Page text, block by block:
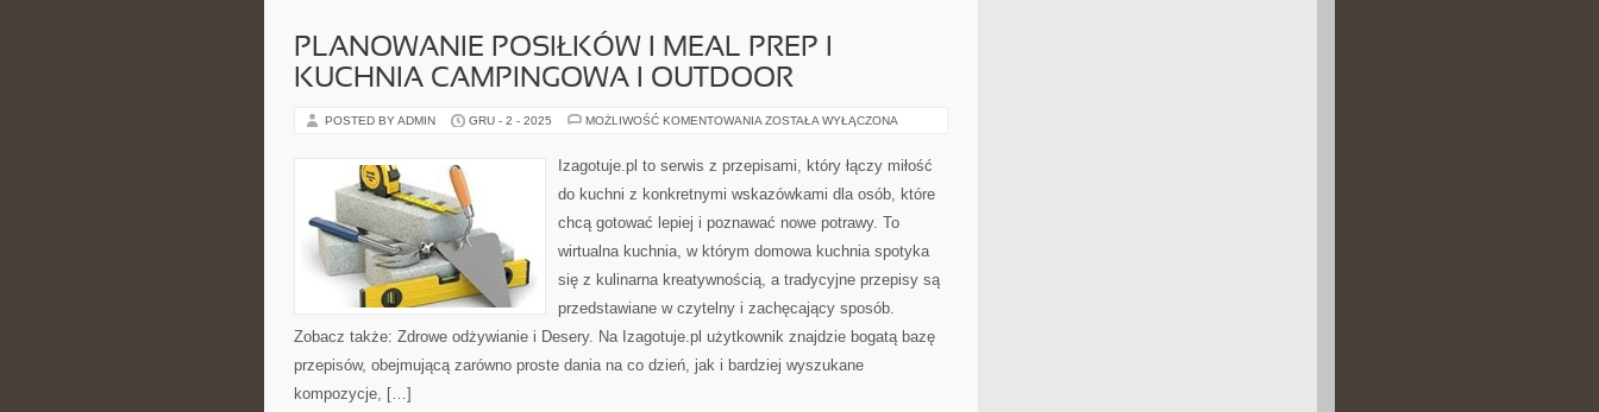
PLANOWANIE POSIŁKÓW I MEAL PREP I
KUCHNIA CAMPINGOWA I OUTDOOR
POSTED BY ADMIN GRU - 2 - 2025 MOŻLIWOŚĆ KOMENTOWANIA PLANOWANIE
MEAL
PREP
KUCHNIA
I
ZOSTAŁA WYŁĄCZONA
Izagotuje.pl to serwis z przepisami, który łączy miłość
do kuchni z konkretnymi wskazówkami dla osób, które
chcą gotować lepiej i poznawać nowe potrawy. To
wirtualna kuchnia, w którym domowa kuchnia spotyka
się z kulinarna kreatywnością, a tradycyjne przepisy są
przedstawiane w czytelny i zachęcający sposób.
Zobacz także: Zdrowe odżywianie i Desery. Na Izagotuje.pl użytkownik znajdzie bogatą bazę
przepisów, obejmującą zarówno proste dania na co dzień, jak i bardziej wyszukane
kompozycje, […]